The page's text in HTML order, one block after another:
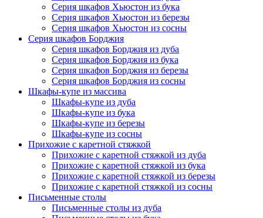
Серия шкафов Хьюстон из бука
Серия шкафов Хьюстон из березы
Серия шкафов Хьюстон из сосны
Серия шкафов Борджия
Серия шкафов Борджия из дуба
Серия шкафов Борджия из бука
Серия шкафов Борджия из березы
Серия шкафов Борджия из сосны
Шкафы-купе из массива
Шкафы-купе из дуба
Шкафы-купе из бука
Шкафы-купе из березы
Шкафы-купе из сосны
Прихожие с каретной стяжкой
Прихожие с каретной стяжкой из дуба
Прихожие с каретной стяжкой из бука
Прихожие с каретной стяжкой из березы
Прихожие с каретной стяжкой из сосны
Письменные столы
Письменные столы из дуба